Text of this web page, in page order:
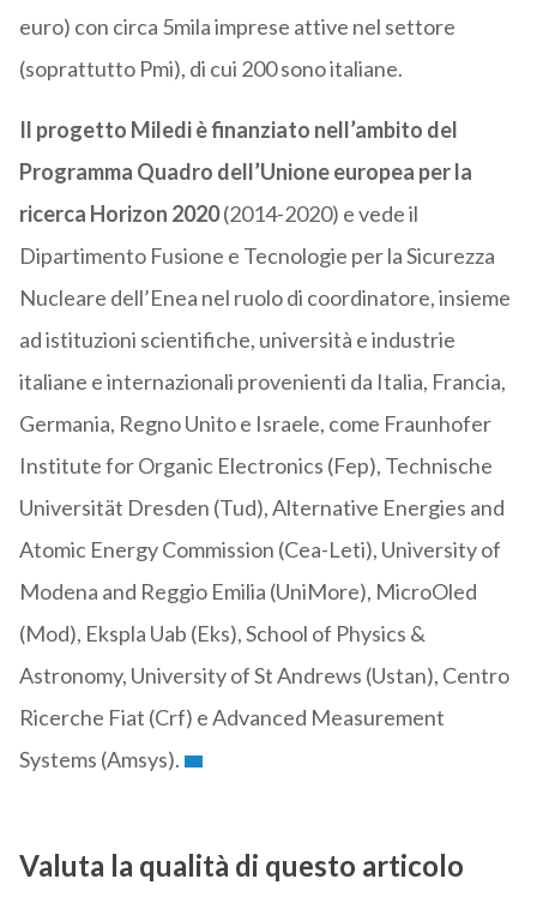
euro) con circa 5mila imprese attive nel settore
(soprattutto Pmi), di cui 200 sono italiane.
Il progetto Miledi è finanziato nell’ambito del
Programma Quadro dell’Unione europea per la
ricerca Horizon 2020(2014-2020) e vede il
Dipartimento Fusione e Tecnologie per la Sicurezza
Nucleare dell’Enea nel ruolo di coordinatore, insieme
ad istituzioni scientifiche, università e industrie
italiane e internazionali provenienti da Italia, Francia,
Germania, Regno Unito e Israele, come Fraunhofer
Institute for Organic Electronics (Fep), Technische
Universität Dresden (Tud), Alternative Energies and
Atomic Energy Commission (Cea-Leti), University of
Modena and Reggio Emilia (UniMore), MicroOled
(Mod), Ekspla Uab (Eks), School of Physics &
Astronomy, University of St Andrews (Ustan), Centro
Ricerche Fiat (Crf) e Advanced Measurement
Systems (Amsys).
Valuta la qualità di questo articolo